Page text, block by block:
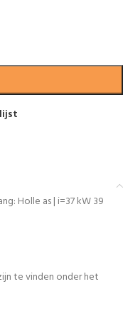
Holle as | i=37 kW 39
te vinden onder het